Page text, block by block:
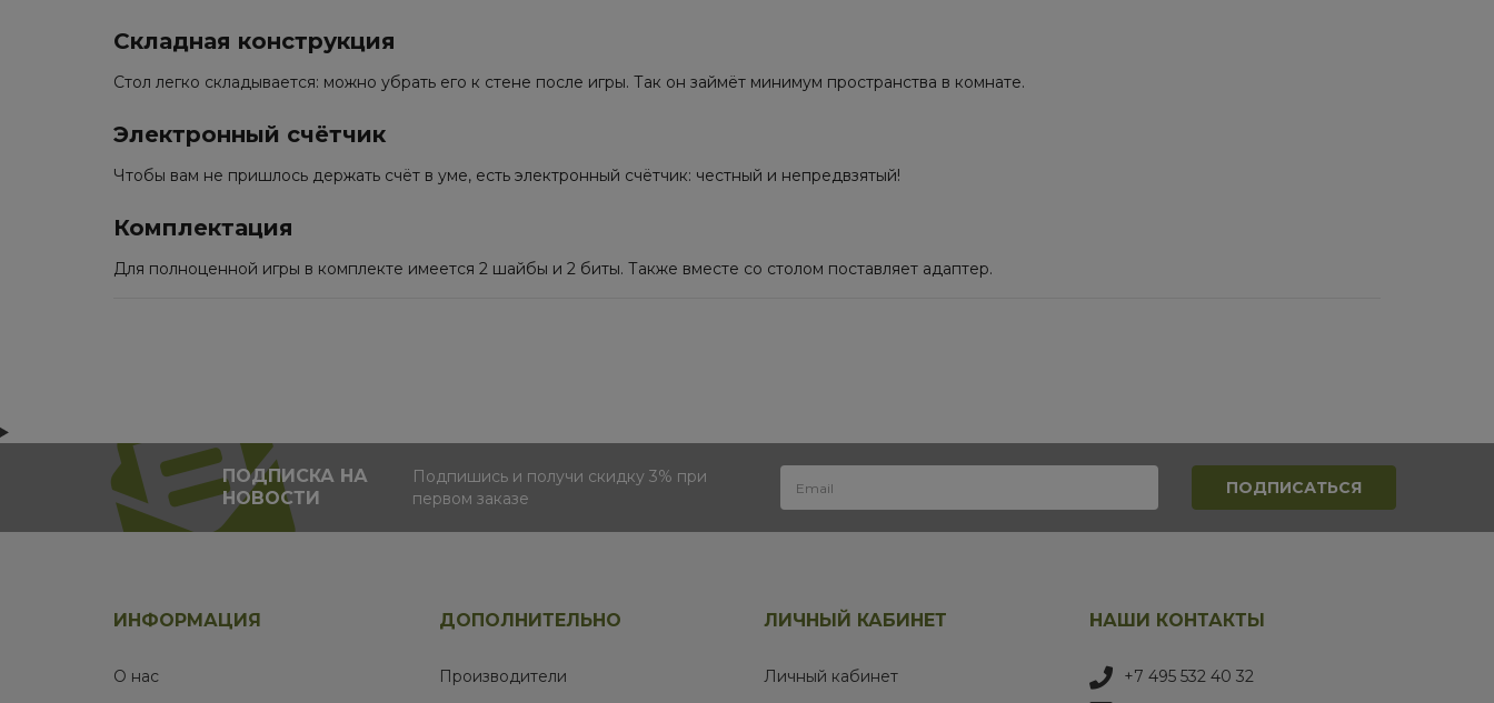
Складная конструкция
Стол легко складывается: можно убрать его к стене после игры. Так он займёт минимум пространства в комнате.
Электронный счётчик
Чтобы вам не пришлось держать счёт в уме, есть электронный счётчик: честный и непредвзятый!
Комплектация
Для полноценной игры в комплекте имеется 2 шайбы и 2 биты. Также вместе со столом поставляет адаптер.
ПОДПИСКА НА
НОВОСТИ
Подпишись и получи скидку 3% при
первом заказе
ИНФОРМАЦИЯ
О нас
ДОПОЛНИТЕЛЬНО
Производители
ЛИЧНЫЙ КАБИНЕТ
Личный кабинет
НАШИ КОНТАКТЫ
+7 495 532 40 32